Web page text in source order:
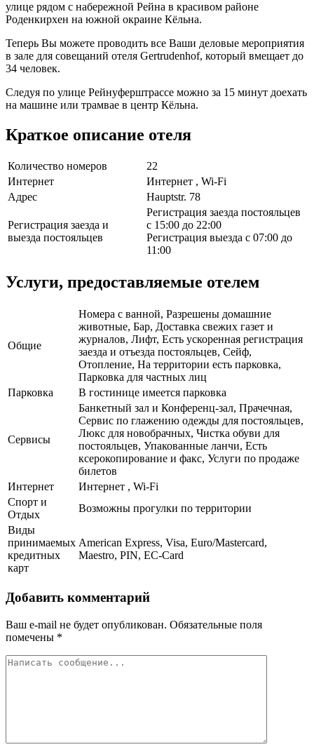
улице рядом с набережной Рейна в красивом районе
Роденкирхен на южной окраине Кёльна.
Теперь Вы можете проводить все Ваши деловые мероприятия
в зале для совещаний отеля Gertrudenhof, который вмещает до
34 человек.
Следуя по улице Рейнуферштрассе можно за 15 минут доехать
на машине или трамвае в центр Кёльна.
Краткое описание отеля
Количество номеров
22
Интернет
Интернет , Wi-Fi
Адрес
Hauptstr. 78
Регистрация заезда и
выезда постояльцев
Регистрация заезда постояльцев
с 15:00 до 22:00
Регистрация выезда с 07:00 до
11:00
Услуги, предоставляемые отелем
Общие
Номера с ванной, Разрешены домашние
животные, Бар, Доставка свежих газет и
журналов, Лифт, Есть ускоренная регистрация
заезда и отъезда постояльцев, Сейф,
Отопление, На территории есть парковка,
Парковка для частных лиц
Парковка
В гостинице имеется парковка
Сервисы
Банкетный зал и Конференц-зал, Прачечная,
Сервис по глажению одежды для постояльцев,
Люкс для новобрачных, Чистка обуви для
постояльцев, Упакованные ланчи, Есть
ксерокопирование и факс, Услуги по продаже
билетов
Интернет
Интернет , Wi-Fi
Спорт и
Отдых
Возможны прогулки по территории
Виды
принимаемых
кредитных
карт
American Express, Visa, Euro/Mastercard,
Maestro, PIN, EC-Card
Добавить комментарий
Ваш e-mail не будет опубликован. Обязательные поля
помечены *